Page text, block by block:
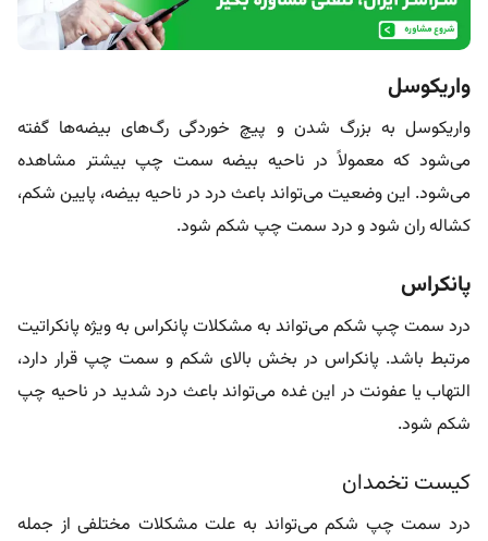
واریکوسل
واریکوسل به بزرگ شدن و پیچ خوردگی رگ‌های بیضه‌ها گفته
می‌شود که معمولاً در ناحیه بیضه سمت چپ بیشتر مشاهده
می‌شود. این وضعیت می‌تواند باعث درد در ناحیه بیضه، پایین شکم،
کشاله ران شود و درد سمت چپ شکم شود.
پانکراس
درد سمت چپ شکم می‌تواند به مشکلات پانکراس به ویژه پانکراتیت
مرتبط باشد. پانکراس در بخش بالای شکم و سمت چپ قرار دارد،
التهاب یا عفونت در این غده می‌تواند باعث درد شدید در ناحیه چپ
شکم شود.
کیست‌ تخمدان
درد سمت چپ شکم می‌تواند به علت مشکلات مختلفی از جمله